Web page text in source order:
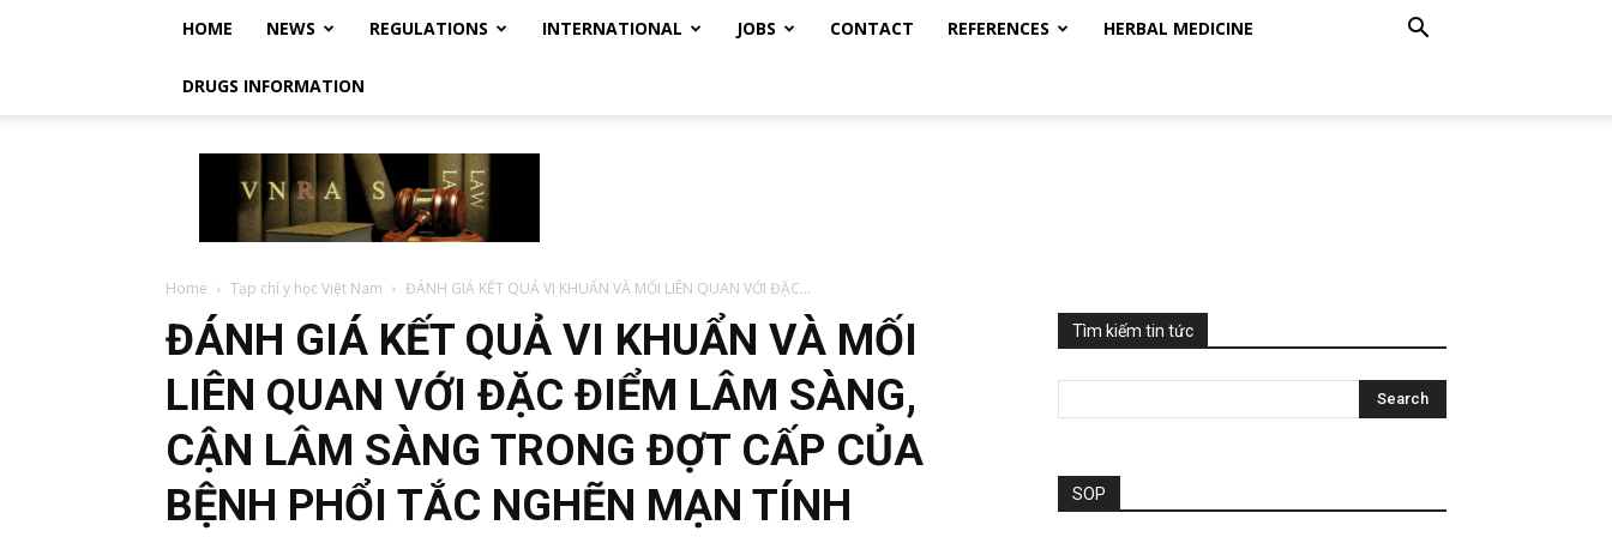
HOME NEWS REGULATIONS INTERNATIONAL JOBS CONTACT REFERENCES HERBAL MEDICINE
DRUGS INFORMATION
Vietnam
Regulatory
Affairs
Society
Luật
Việt
Nam
Home Tạp chí y học Việt Nam ĐÁNH GIÁ KẾT QUẢ VI KHUẨN VÀ MỐI LIÊN QUAN VỚI ĐẶC...
ĐÁNH GIÁ KẾT QUẢ VI KHUẨN VÀ MỐI
LIÊN QUAN VỚI ĐẶC ĐIỂM LÂM SÀNG,
CẬN LÂM SÀNG TRONG ĐỢT CẤP CỦA
BỆNH PHỔI TẮC NGHẼN MẠN TÍNH
Tìm kiếm tin tức
SOP